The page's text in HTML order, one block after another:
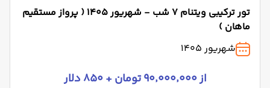
تور ترکیبی ویتنام 7 شب - شهریور 1405 ( پرواز مستقیم
ماهان )
شهریور 1405
از ۹۰٬۰۰۰٬۰۰۰ تومان + ۸۵۰ دلار